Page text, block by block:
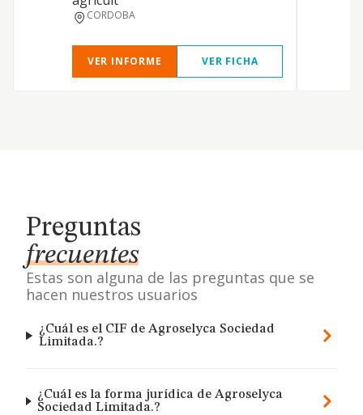
CORDOBA
VER INFORME VER FICHA
Preguntas
frecuentes
Estas son alguna de las preguntas que se
hacen nuestros usuarios
¿Cuál es el CIF de Agroselyca Sociedad
Limitada.?
¿Cuál es la forma jurídica de Agroselyca
Sociedad Limitada.?